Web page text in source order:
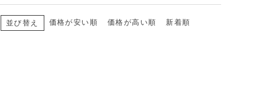
並び替え 価格が安い順 価格が高い順 新着順